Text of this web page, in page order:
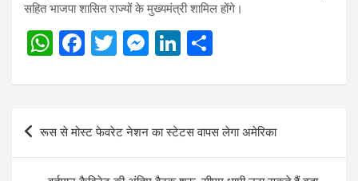
सहित भाजपा शासित राज्यों के मुख्यमंत्री शामिल होंगे।
W
at
s
A
p
F
ce
b
o
o
T
tt
er
M
se
g
er
Li
ke
n
ar
Post
रूस से मोस्ट फेवरेट नेशन का स्टेटस वापस लेगा अमेरिका